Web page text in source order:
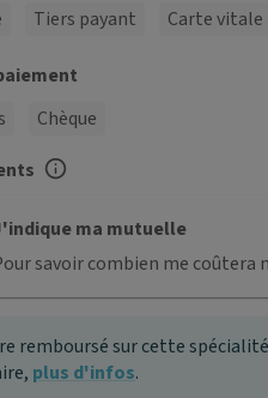
Tiers payant Carte vitale
Chèque
ma mutuelle
savoir combien me coûtera
remboursé sur cette
plus d'infos.